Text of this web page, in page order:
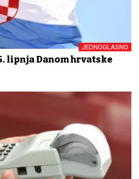
JEDNOGLASNO
lipnja Danom hrvatske